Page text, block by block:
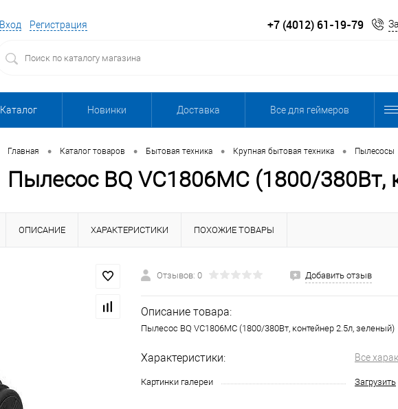
Вход Регистрация +7 (4012) 61-19-79
Каталог Новинки Доставка Все для геймеров
Главная • Каталог товаров • Бытовая техника • Крупная бытовая техника • Пылесосы
Пылесос BQ VC1806MC (1800/380Вт,
ОПИСАНИЕ ХАРАКТЕРИСТИКИ ПОХОЖИЕ ТОВАРЫ
Отзывов: 0 Добавить отзыв
Описание товара:
Пылесос BQ VC1806MC (1800/380Вт, контейнер 2.5л, зеленый)
Характеристики: Все
Картинки галереи Загрузить